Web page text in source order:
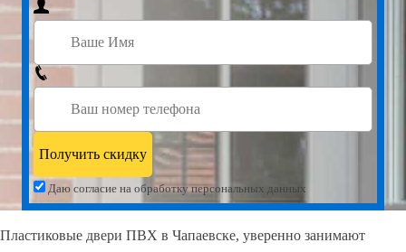
Даю согласие на обработку персональных данных
Пластиковые двери ПВХ в Чапаевске, уверенно занимают